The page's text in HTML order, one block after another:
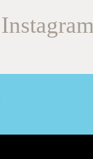
Instagram